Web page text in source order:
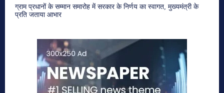
ग्राम प्रधानों के सम्मान समारोह में सरकार के निर्णय का स्वागत, मुख्यमंत्री के
प्रति जताया आभार